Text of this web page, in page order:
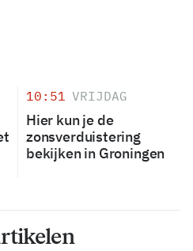
10:51 VRIJDAG
Hier kun je de
zonsverduistering
bekijken in Groningen